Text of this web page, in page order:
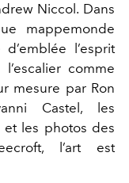
Niccol. Dans
mappemonde
l’esprit
comme
mesure par Ron
Castel, les
et les photos des
l’art est